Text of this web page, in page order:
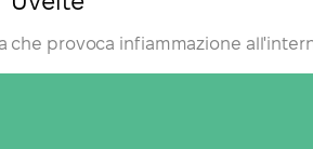
che provoca infiammazione